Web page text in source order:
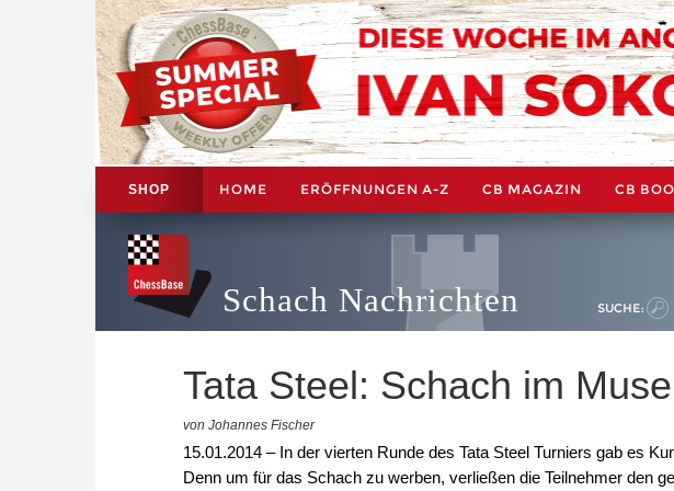
SHOP HOME ERÖFFNUNGEN A-Z CB MAGAZIN CB
Schach Nachrichten SUCHE:
Tata Steel: Schach im
von Johannes Fischer
15.01.2014 – In der vierten Runde des Tata Steel Turniers gab es
Denn um für das Schach zu werben, verließen die Teilnehmer den